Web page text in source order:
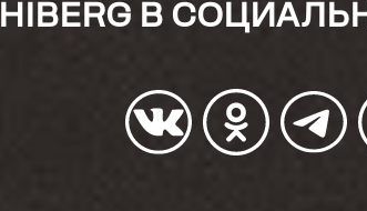
HIBERG В